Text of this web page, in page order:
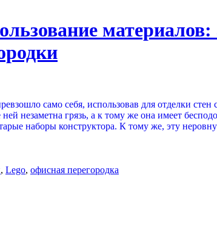
само себя, использовав для отделки
незаметна грязь, а к тому же она имеет
наборы конструктора. К тому же, эту
, Lego, офисная перегородка